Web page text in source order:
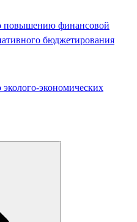
повышению финансовой
бюджетирования
экономических